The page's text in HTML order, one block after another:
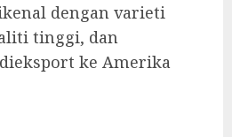
dengan varieti
tinggi, dan
ke Amerika